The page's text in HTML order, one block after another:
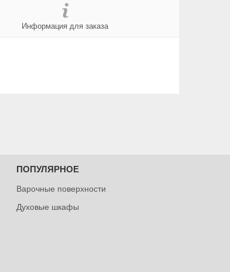
Информация для заказа
ПОПУЛЯРНОЕ
Варочные поверхности
Духовые шкафы